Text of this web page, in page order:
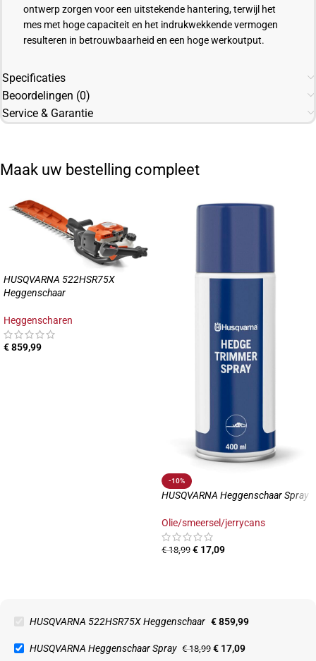
ontwerp zorgen voor een uitstekende hantering, terwijl het
mes met hoge capaciteit en het indrukwekkende vermogen
resulteren in betrouwbaarheid en een hoge werkoutput.
Specificaties
Beoordelingen (0)
Service & Garantie
Maak uw bestelling compleet
HUSQVARNA 522HSR75X
Heggenschaar
Heggenscharen
€859,99
-10%
HUSQVARNA Heggenschaar Spray
Olie/smeersel/jerrycans
€18,99 € 17,09
HUSQVARNA 522HSR75X Heggenschaar €859,99
HUSQVARNA Heggenschaar Spray €18,99 € 17,09